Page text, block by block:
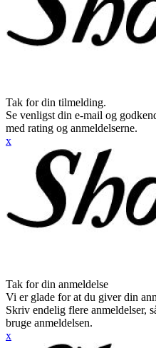
Tak for din tilmelding.
Se venligst din e-mail og
med rating og anmeldelserne.
x
Tak for din anmeldelse
Vi er glade for at du giver din
Skriv endelig flere anmeldelser,
bruge anmeldelsen.
x